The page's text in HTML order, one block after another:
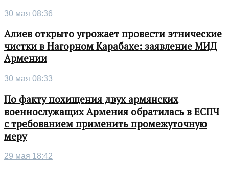
30 мая 08:36
Алиев открыто угрожает провести этнические
чистки в Нагорном Карабахе: заявление МИД
Армении
30 мая 08:33
По факту похищения двух армянских
военнослужащих Армения обратилась в ЕСПЧ
с требованием применить промежуточную
меру
29 мая 18:42